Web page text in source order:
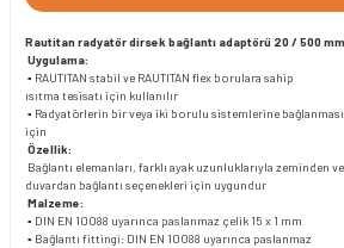
Rautitan radyatör dirsek bağlantı adaptörü 20 / 500 mm
Uygulama:
▪ RAUTITAN stabil ve RAUTITAN flex borulara sahip
ısıtma tesisatı için kullanılır
▪ Radyatörlerin bir veya iki borulu sistemlerine bağlanması
için
Özellik:
Bağlantı elemanları, farklı ayak uzunluklarıyla zeminden ve
duvardan bağlantı seçenekleri için uygundur
Malzeme:
▪ DIN EN 10088 uyarınca paslanmaz çelik 15 x 1 mm
▪ Bağlantı fittingi: DIN EN 10088 uyarınca paslanmaz